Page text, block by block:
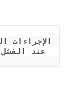
عند